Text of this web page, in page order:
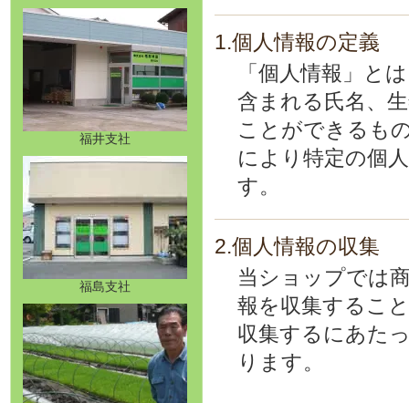
福井支社
福島支社
1.個人情報の定義
「個人情報」と
含まれる氏名、
ことができるも
により特定の個
す。
2.個人情報の収集
当ショップでは
報を収集するこ
収集するにあた
ります。